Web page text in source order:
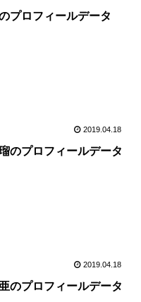
プロフィールデータ
2019.04.18
のプロフィールデータ
2019.04.18
のプロフィールデータ